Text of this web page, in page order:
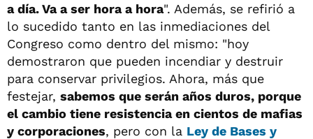
a día. Va a ser hora a hora". Además, se refirió a
lo sucedido tanto en las inmediaciones del
Congreso como dentro del mismo: "hoy
demostraron que pueden incendiar y destruir
para conservar privilegios. Ahora, más que
festejar, sabemos que serán años duros, porque
el cambio tiene resistencia en cientos de mafias
y corporaciones, pero con la Ley de Bases y